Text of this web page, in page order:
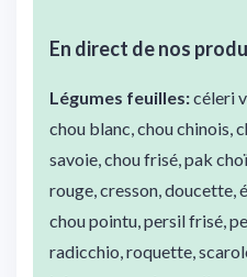
En direct de nos
Légumes feuilles:céleri
chou blanc, chou chinois,
savoie, chou frisé, pak
rouge, cresson, doucette,
chou pointu, persil frisé,
radicchio, roquette,